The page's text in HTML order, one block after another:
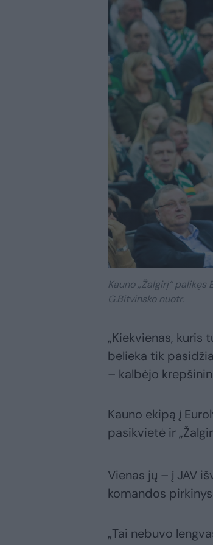
Kauno „Žalgirį“
G.Bitvinsko nuotr.
„Kiekvienas, kuris
belieka tik
– kalbėjo
Kauno ekipą į
pasikvietė ir
Vienas jų – į JAV
komandos
„Tai nebuvo